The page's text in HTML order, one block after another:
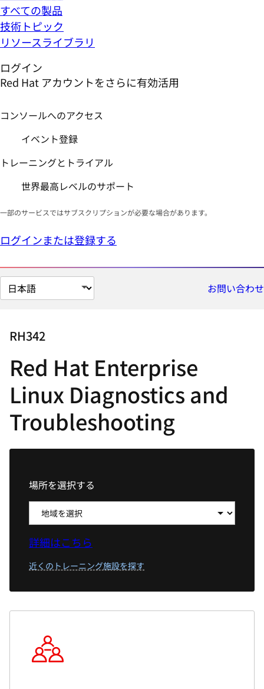
コンソールへのアクセス
イベント登録
トレーニングとトライアル
世界最高レベルのサポート
一部のサービスではサブスクリプションが必要な場合があります。
ログインまたは登録する
ジ
言
語
を
選
RH342
Red Hat Enterprise
Linux Diagnostics and
場所を選択する
方法
エキスパートによるバーチャルトレーニングと
自習型学習の両方のメリットを活用できるほ
か、エキスパートによるサポートや認定試験も